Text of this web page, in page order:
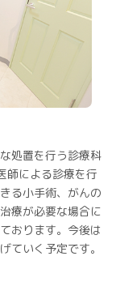
処置を行う診療科
師による診療を行
る小手術、がんの
療が必要な場合に
おります。今後は
ていく予定です。